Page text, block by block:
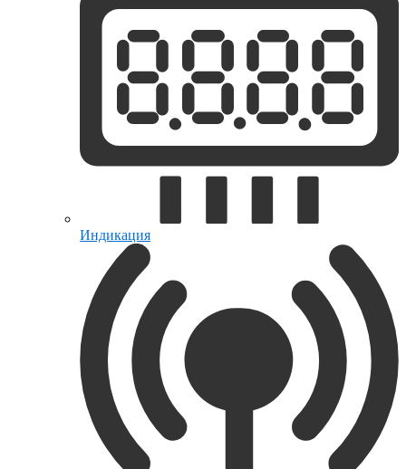
Индикация